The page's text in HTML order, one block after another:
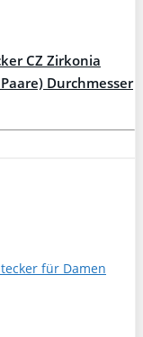
CZ Zirkonia
Durchmesser